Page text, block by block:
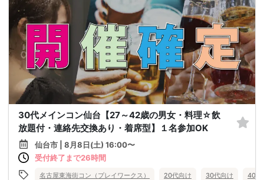
30代メインコン仙台【27～42歳の男女・料理☆飲
放題付・連絡先交換あり・着席型】１名参加OK
仙台市 | 8月8日(土) 16:00〜
受付終了まで26時間
名古屋東海街コン（プレイワークス） 20代向け 30代向け 40代